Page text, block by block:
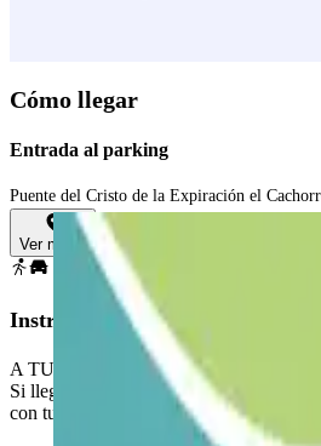
Cómo llegar
Entrada al parking
Puente del Cristo de la Expiración el
Ver mapa
Instrucciones
A TU LLEGADA:
Si llegas con más antelación, la barrera
con tu reserva.